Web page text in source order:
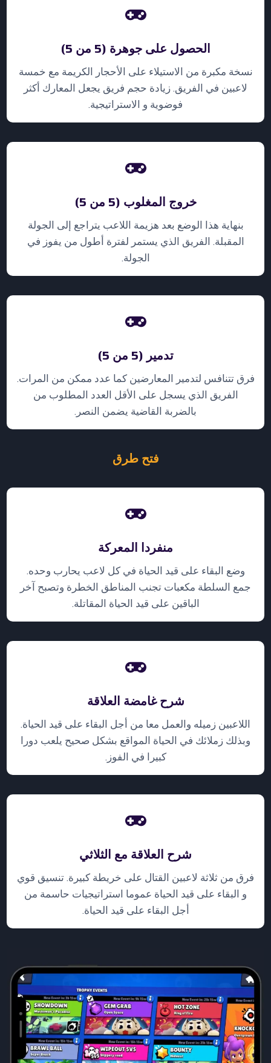
الحصول على جوهرة (5 من 5)
نسخة مكبرة من الاستيلاء على الأحجار الكريمة مع خمسة
لاعبين في الفريق. زيادة حجم فريق يجعل المعارك أكثر
فوضوية و الاستراتيجية.
خروج المغلوب (5 من 5)
بنهاية هذا الوضع بعد هزيمة اللاعب يتراجع إلى الجولة
المقبلة. الفريق الذي يستمر لفترة أطول من يفوز في
الجولة.
تدمير (5 من 5)
فرق تتنافس لتدمير المعارضين كما عدد ممكن من المرات.
الفريق الذي يسجل على الأقل العدد المطلوب من
بالضربة القاضية يضمن النصر.
فتح طرق
منفردا المعركة
وضع البقاء على قيد الحياة في كل لاعب يحارب وحده.
جمع السلطة مكعبات تجنب المناطق الخطرة وتصبح آخر
الباقين على قيد الحياة المقاتلة.
شرح غامضة العلاقة
اللاعبين زميله والعمل معا من أجل البقاء على قيد الحياة.
وبذلك زملائك في الحياة المواقع بشكل صحيح يلعب دورا
كبيرا في الفوز.
شرح العلاقة مع الثلاثي
فرق من ثلاثة لاعبين القتال على خريطة كبيرة. تنسيق قوي
و البقاء على قيد الحياة عموما استراتيجيات حاسمة من
أجل البقاء على قيد الحياة.